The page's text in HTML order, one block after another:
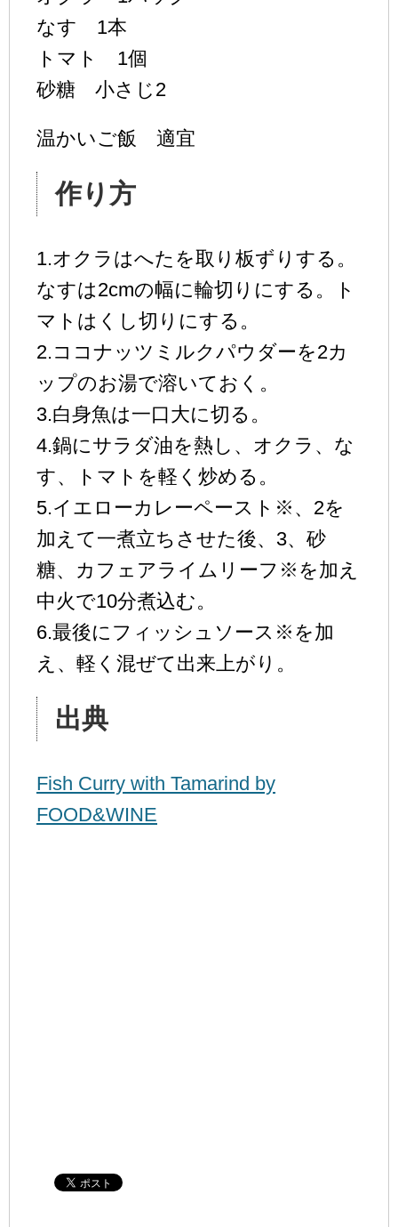
なす 1本
トマト 1個
砂糖 小さじ2
温かいご飯 適宜
作り方
1.オクラはへたを取り板ずりする。
なすは2cmの幅に輪切りにする。ト
マトはくし切りにする。
2.ココナッツミルクパウダーを2カ
ップのお湯で溶いておく。
3.白身魚は一口大に切る。
4.鍋にサラダ油を熱し、オクラ、な
す、トマトを軽く炒める。
5.イエローカレーペースト※、2を
加えて一煮立ちさせた後、3、砂
糖、カフェアライムリーフ※を加え
中火で10分煮込む。
6.最後にフィッシュソース※を加
え、軽く混ぜて出来上がり。
出典
Fish Curry with Tamarind by
FOOD&WINE